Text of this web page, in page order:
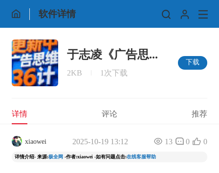
软件详情
于志凌《广告思...
2KB 1次下载
下载
详情 评论 推荐
xiaowei 2025-10-19 13:12 13 0 0
详情介绍- 来源:极全网 -作者:xiaowei -如有问题点击:在线客服帮助